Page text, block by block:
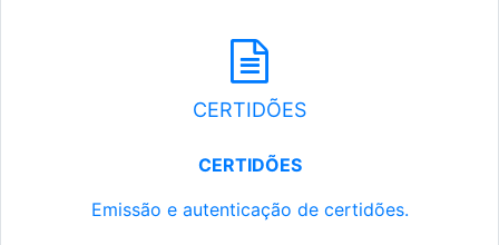
CERTIDÕES
CERTIDÕES
Emissão e autenticação de certidões.